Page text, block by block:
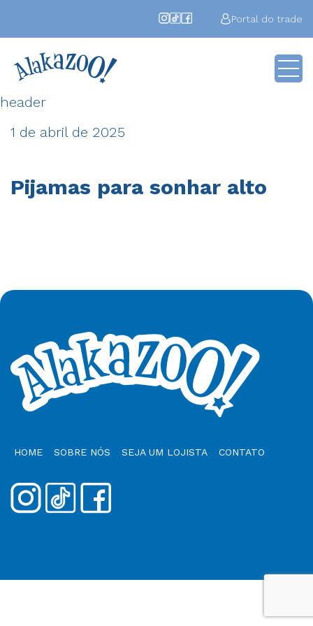
Portal do trade
header
1 de abril de 2025
Pijamas para sonhar alto
HOME SOBRE NÓS SEJA UM LOJISTA CONTATO